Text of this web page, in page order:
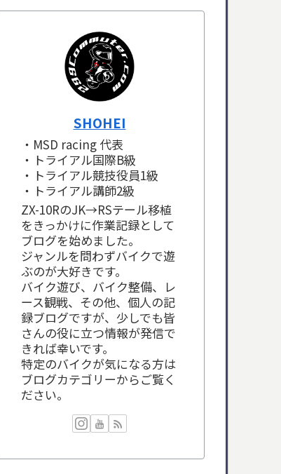
SHOHEI
・MSD racing 代表
・トライアル国際B級
・トライアル競技役員1級
・トライアル講師2級
ZX-10RのJK→RSテール移植
をきっかけに作業記録として
ブログを始めました。
ジャンルを問わずバイクで遊
ぶのが大好きです。
バイク遊び、バイク整備、レ
ース観戦、その他、個人の記
録ブログですが、少しでも皆
さんの役に立つ情報が発信で
きれば幸いです。
特定のバイクが気になる方は
ブログカテゴリーからご覧く
ださい。